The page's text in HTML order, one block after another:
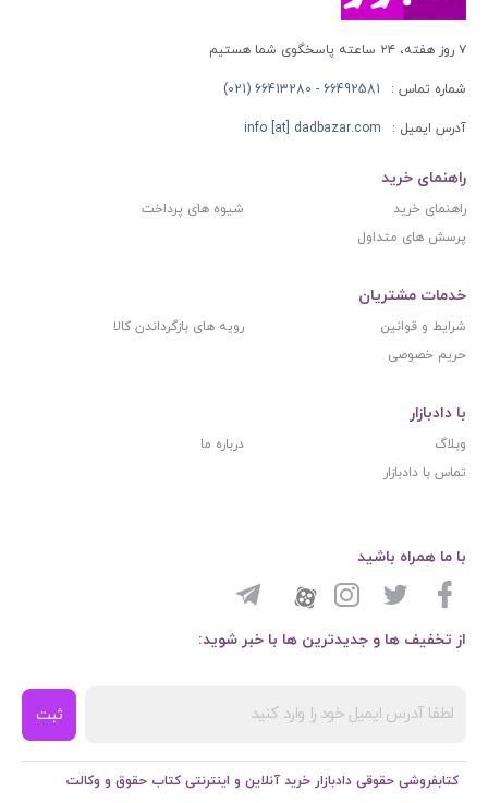
۷ روز هفته، ۲۴ ساعته پاسخگوی شما هستیم
شماره تماس : 66492581 - 66413280 (021)
آدرس ایمیل : info [at] dadbazar.com
راهنمای خرید
راهنمای خرید
شیوه های پرداخت
پرسش های متداول
خدمات مشتریان
شرایط و قوانین
رویه های بازگرداندن کالا
حریم خصوصی
با دادبازار
وبلاگ
درباره ما
تماس با دادبازار
از تخفیف ها و جدیدترین ها با خبر شوید:
ثبت
با ما همراه باشید
کتابفروشی حقوقی دادبازار خرید آنلاین و اینترنتی کتاب حقوق و وکالت